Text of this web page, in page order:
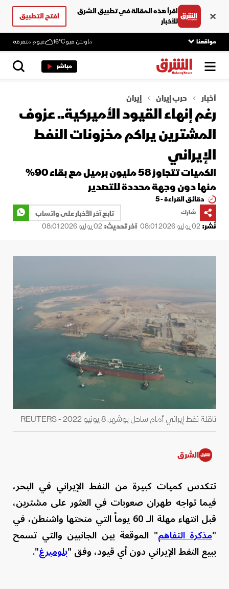
اقرأ هذه المقالة في تطبيق الشرق
للأخبار
افتح التطبيق
مواقعنا ماونتن فيو16°C غيوم متفرقة
مباشر
أخبار حرب إيران إيران
رغم إنهاء القيود الأميركية.. عزوف
المشترين يراكم مخزونات النفط
الإيراني
الكميات تتجاوز 58 مليون برميل مع بقاء 90%
منها دون وجهة محددة للتصدير
دقائق القراءة - 5
شارك
تابع آخر الأخبار على واتساب
نُشر:02 يوليو 2026 08:01 آخر تحديث:02 يوليو 2026 08:01
ناقلة نفط إيراني أمام ساحل بوشهر. 8 يونيو 2022 - REUTERS
الشرق
تتكدس كميات كبيرة من النفط الإيراني في البحر،
فيما تواجه طهران صعوبات في العثور على مشترين،
قبل انتهاء مهلة الـ 60 يوماً التي منحتها واشنطن، في
"مذكرة التفاهم" الموقعة بين الجانبين والتي تسمح
ببيع النفط الإيراني دون أي قيود، وفق "بلومبرغ".